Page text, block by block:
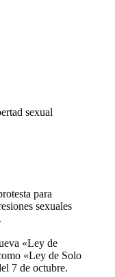
para
sexuales
«Ley de
«Ley de Solo
7 de octubre.